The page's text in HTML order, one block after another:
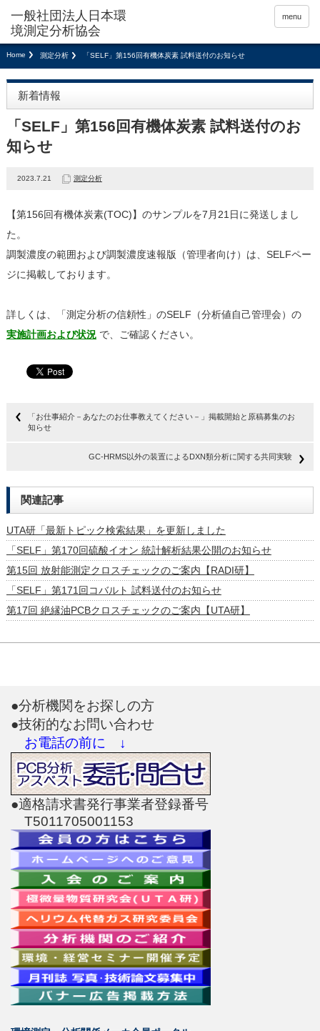
menu
Home 測定分析 「SELF」第156回有機体炭素 試料送付のお知らせ
新着情報
「SELF」第156回有機体炭素 試料送付のお
知らせ
2023.7.21 測定分析
【第156回有機体炭素(TOC)】のサンプルを7月21日に発送しまし
た。
調製濃度の範囲および調製濃度速報版（管理者向け）は、SELFペー
ジに掲載しております。
詳しくは、「測定分析の信頼性」のSELF（分析値自己管理会）の
実施計画および状況で、ご確認ください。
「お仕事紹介－あなたのお仕事教えてください－」掲載開始と原稿募集のお
知らせ
GC-HRMS以外の装置によるDXN類分析に関する共同実験
関連記事
UTA研「最新トピック検索結果」を更新しました
「SELF」第170回硫酸イオン 統計解析結果公開のお知らせ
第15回 放射能測定クロスチェックのご案内【RADI研】
「SELF」第171回コバルト 試料送付のお知らせ
第17回 絶縁油PCBクロスチェックのご案内【UTA研】
●分析機関をお探しの方
●技術的なお問い合わせ
お電話の前に ↓
●適格請求書発行事業者登録番号
T5011705001153